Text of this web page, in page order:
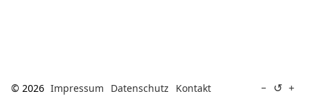
© 2026 Impressum Datenschutz Kontakt − ↺ +